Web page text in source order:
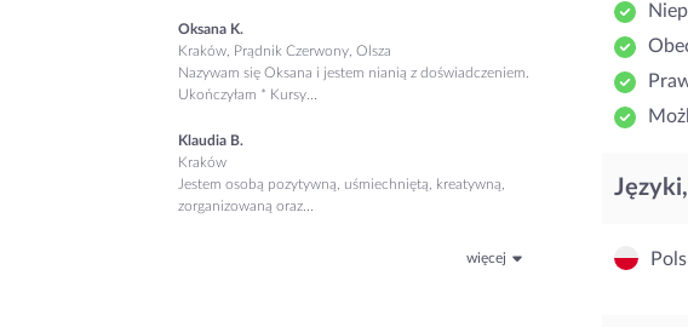
Oksana K.
Kraków, Prądnik Czerwony, Olsza
Nazywam się Oksana i jestem nianią z doświadczeniem.
Ukończyłam * Kursy...
Klaudia B.
Kraków
Jestem osobą pozytywną, uśmiechniętą, kreatywną,
zorganizowaną oraz...
więcej